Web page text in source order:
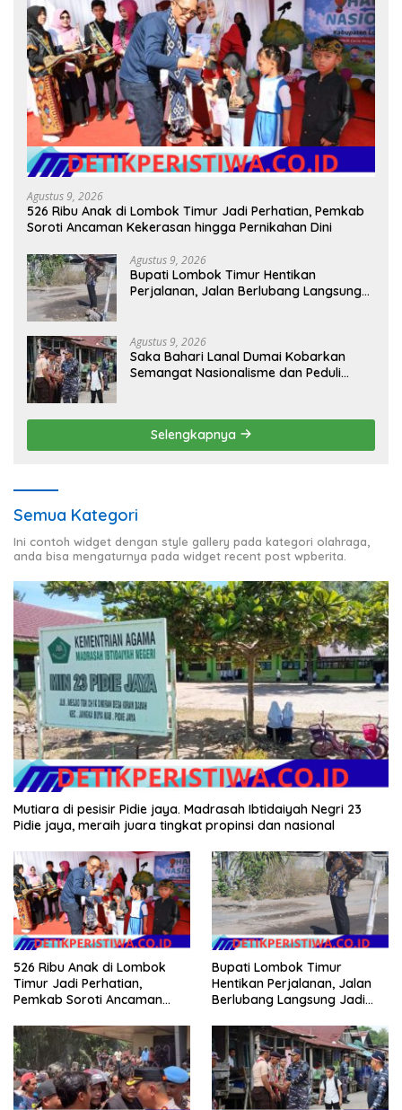
Agustus 9, 2026
526 Ribu Anak di Lombok Timur Jadi Perhatian, Pemkab
Soroti Ancaman Kekerasan hingga Pernikahan Dini
Agustus 9, 2026
Bupati Lombok Timur Hentikan
Perjalanan, Jalan Berlubang Langsung
Agustus 9, 2026
Saka Bahari Lanal Dumai Kobarkan
Semangat Nasionalisme dan Peduli
Selengkapnya
Semua Kategori
Ini contoh widget dengan style gallery pada kategori olahraga,
anda bisa mengaturnya pada widget recent post wpberita.
Mutiara di pesisir Pidie jaya. Madrasah Ibtidaiyah Negri 23
Pidie jaya, meraih juara tingkat propinsi dan nasional
526 Ribu Anak di Lombok
Timur Jadi Perhatian,
Pemkab Soroti Ancaman
Pernikahan Dini
Bupati Lombok Timur
Hentikan Perjalanan, Jalan
Berlubang Langsung Jadi